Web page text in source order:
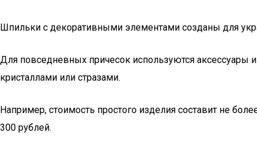
Шпильки с декоративными элементами созданы для
Для повседневных причесок используются
кристаллами или стразами.
Например, стоимость простого изделия составит не
300 рублей.